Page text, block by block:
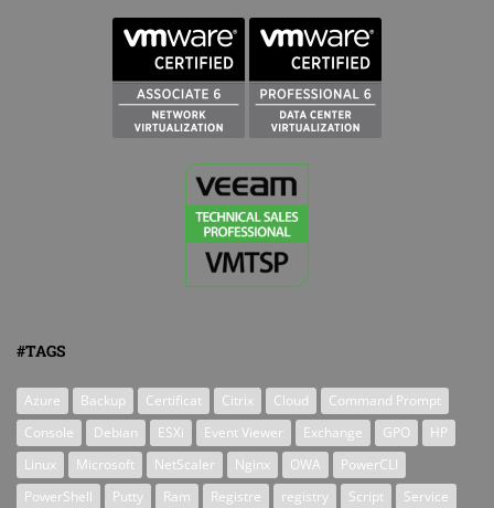
#TAGS
Azure Backup Certificat Citrix Cloud
Command Prompt
Console
Debian ESXi Event Viewer Exchange GPO
HP
Linux
Microsoft NetScaler Nginx OWA
PowerCLI
PowerShell
Putty Ram Registre registry Script Service